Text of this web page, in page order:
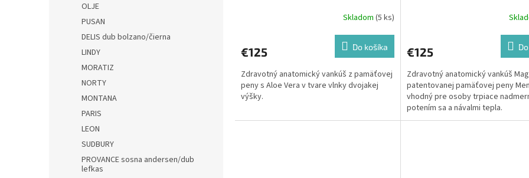
OLJE
PUSAN
DELIS dub bolzano/čierna
LINDY
MORATIZ
NORTY
MONTANA
PARIS
LEON
SUDBURY
PROVANCE sosna andersen/dub
lefkas
Skladom (5 ks)
€125 Do košíka
Zdravotný anatomický vankúš z pamäťovej
peny s Aloe Vera v tvare vlnky dvojakej
výšky.
€125
Zdravotný anatomický vankúš
patentovanej pamäťovej peny
vhodný pre osoby trpiace
potením sa a návalmi tepla.